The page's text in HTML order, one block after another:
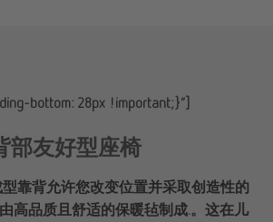
bottom: 28px !important;}”]
部友好型座椅
型靠背允许您改变位置并采取创造性的
高品质且舒适的保暖毡制成.。这在儿